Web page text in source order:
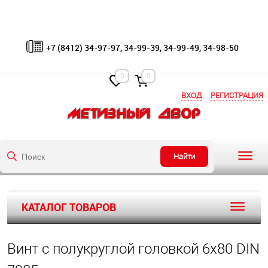
ВХОД РЕГИСТРАЦИЯ
Найти
+7 (8412) 34-97-97, 34-99-39, 34-99-49, 34-98-50
0 0
КАТАЛОГ ТОВАРОВ
Винт с полукруглой головкой 6х80 DIN